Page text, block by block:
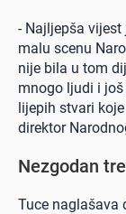
- Najljepša
malu scenu
nije bila u tom
mnogo ljudi i
lijepih stvari
direktor
Nezgodan
Tuce naglašava